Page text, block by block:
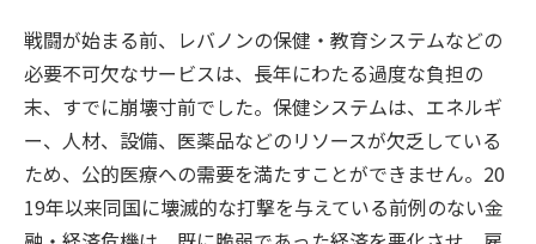
戦闘が始まる前、レバノンの保健・教育システムなどの
必要不可欠なサービスは、長年にわたる過度な負担の
末、すでに崩壊寸前でした。保健システムは、エネルギ
ー、人材、設備、医薬品などのリソースが欠乏している
ため、公的医療への需要を満たすことができません。20
19年以来同国に壊滅的な打撃を与えている前例のない金